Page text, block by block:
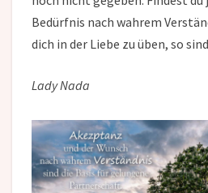
Bedürfnis nach wahrem
dich in der Liebe zu üben, so
Lady Nada